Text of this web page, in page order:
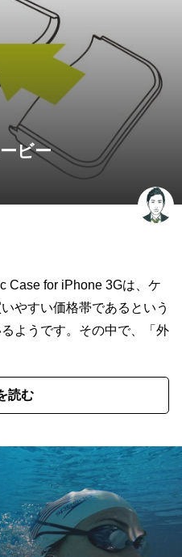
ビー
Case for iPhone 3Gは、ケ
やすい価格帯であるという
ようです。その中で、「外
読む